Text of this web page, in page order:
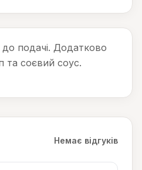
подачі. Додатково
та соєвий соус.
Немає відгуків